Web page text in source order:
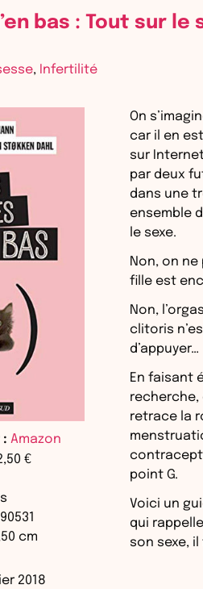
bas : Tout sur le
, Infertilité
: Amazon
€
cm
2018
On
car il en
sur
par deux
dans une
ensemble
le sexe.
Non, on
fille est
Non,
clitoris
d’appuyer…
En faisant
recherche,
retrace la
point G.
Voici un
qui
son sexe,